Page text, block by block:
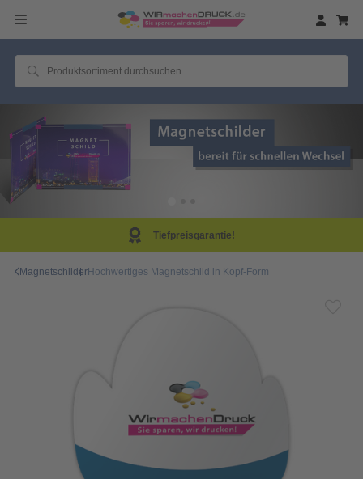
Tiefpreisgarantie!
MagnetschilderHochwertiges Magnetschild in Kopf-Form